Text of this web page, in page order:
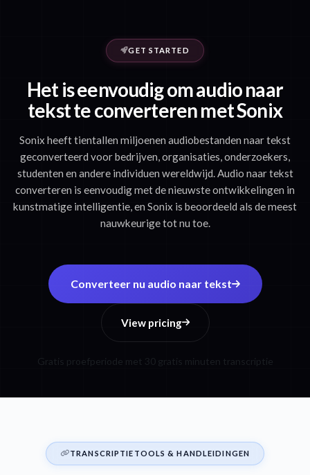
GET STARTED
Het is eenvoudig om audio naar
tekst te converteren met Sonix
Sonix heeft tientallen miljoenen audiobestanden naar tekst
geconverteerd voor bedrijven, organisaties, onderzoekers,
studenten en andere individuen wereldwijd. Audio naar tekst
converteren is eenvoudig met de nieuwste ontwikkelingen in
kunstmatige intelligentie, en Sonix is beoordeeld als de meest
nauwkeurige tot nu toe.
Converteer nu audio naar tekst
View pricing
Gratis proefperiode met 30 gratis minuten transcriptie
TRANSCRIPTIETOOLS & HANDLEIDINGEN